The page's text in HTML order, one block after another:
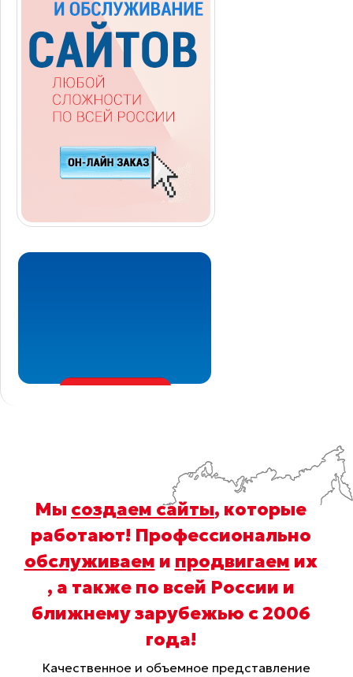
Мы создаем сайты, которые
работают! Профессионально
обслуживаем и продвигаем их
, а также по всей России и
ближнему зарубежью с 2006
года!
Качественное и объемное представление